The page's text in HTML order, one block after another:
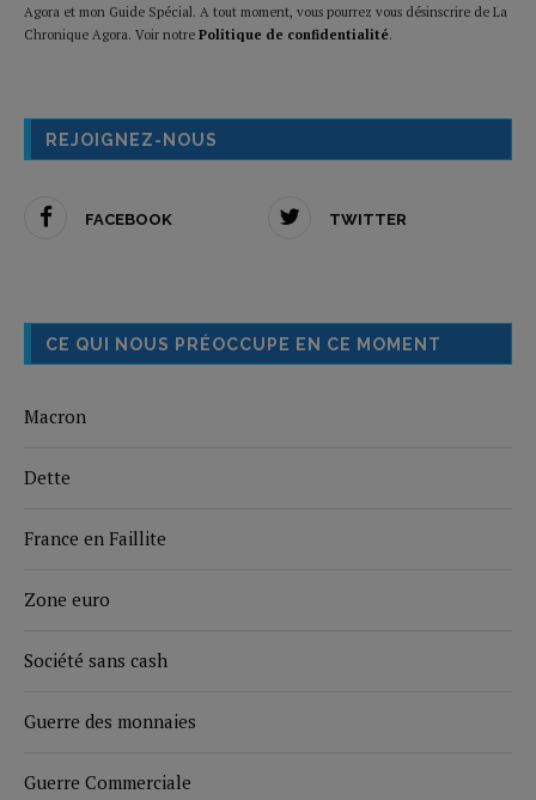
Agora et mon Guide Spécial. A tout moment, vous pourrez vous désinscrire de La
Chronique Agora. Voir notre Politique de confidentialité.
REJOIGNEZ-NOUS
FACEBOOK TWITTER
CE QUI NOUS PRÉOCCUPE EN CE MOMENT
Macron
Dette
France en Faillite
Zone euro
Société sans cash
Guerre des monnaies
Guerre Commerciale